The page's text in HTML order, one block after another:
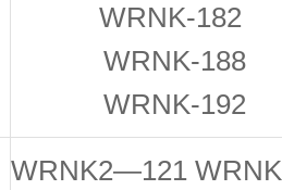
WRNK-182
WRNK-188
WRNK-192
WRNK2—121